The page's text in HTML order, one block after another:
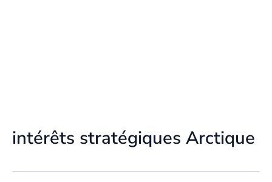
intérêts stratégiques Arctique